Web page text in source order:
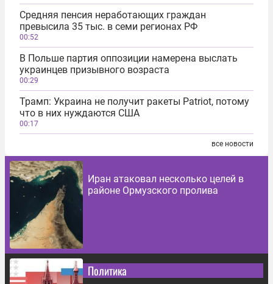
Средняя пенсия неработающих граждан
превысила 35 тыс. в семи регионах РФ
00:52
В Польше партия оппозиции намерена выслать
украинцев призывного возраста
00:29
Трамп: Украина не получит ракеты Patriot, потому
что в них нуждаются США
00:17
все новости
Иран атаковал несколько целей в
районе Ормузского пролива
Политика